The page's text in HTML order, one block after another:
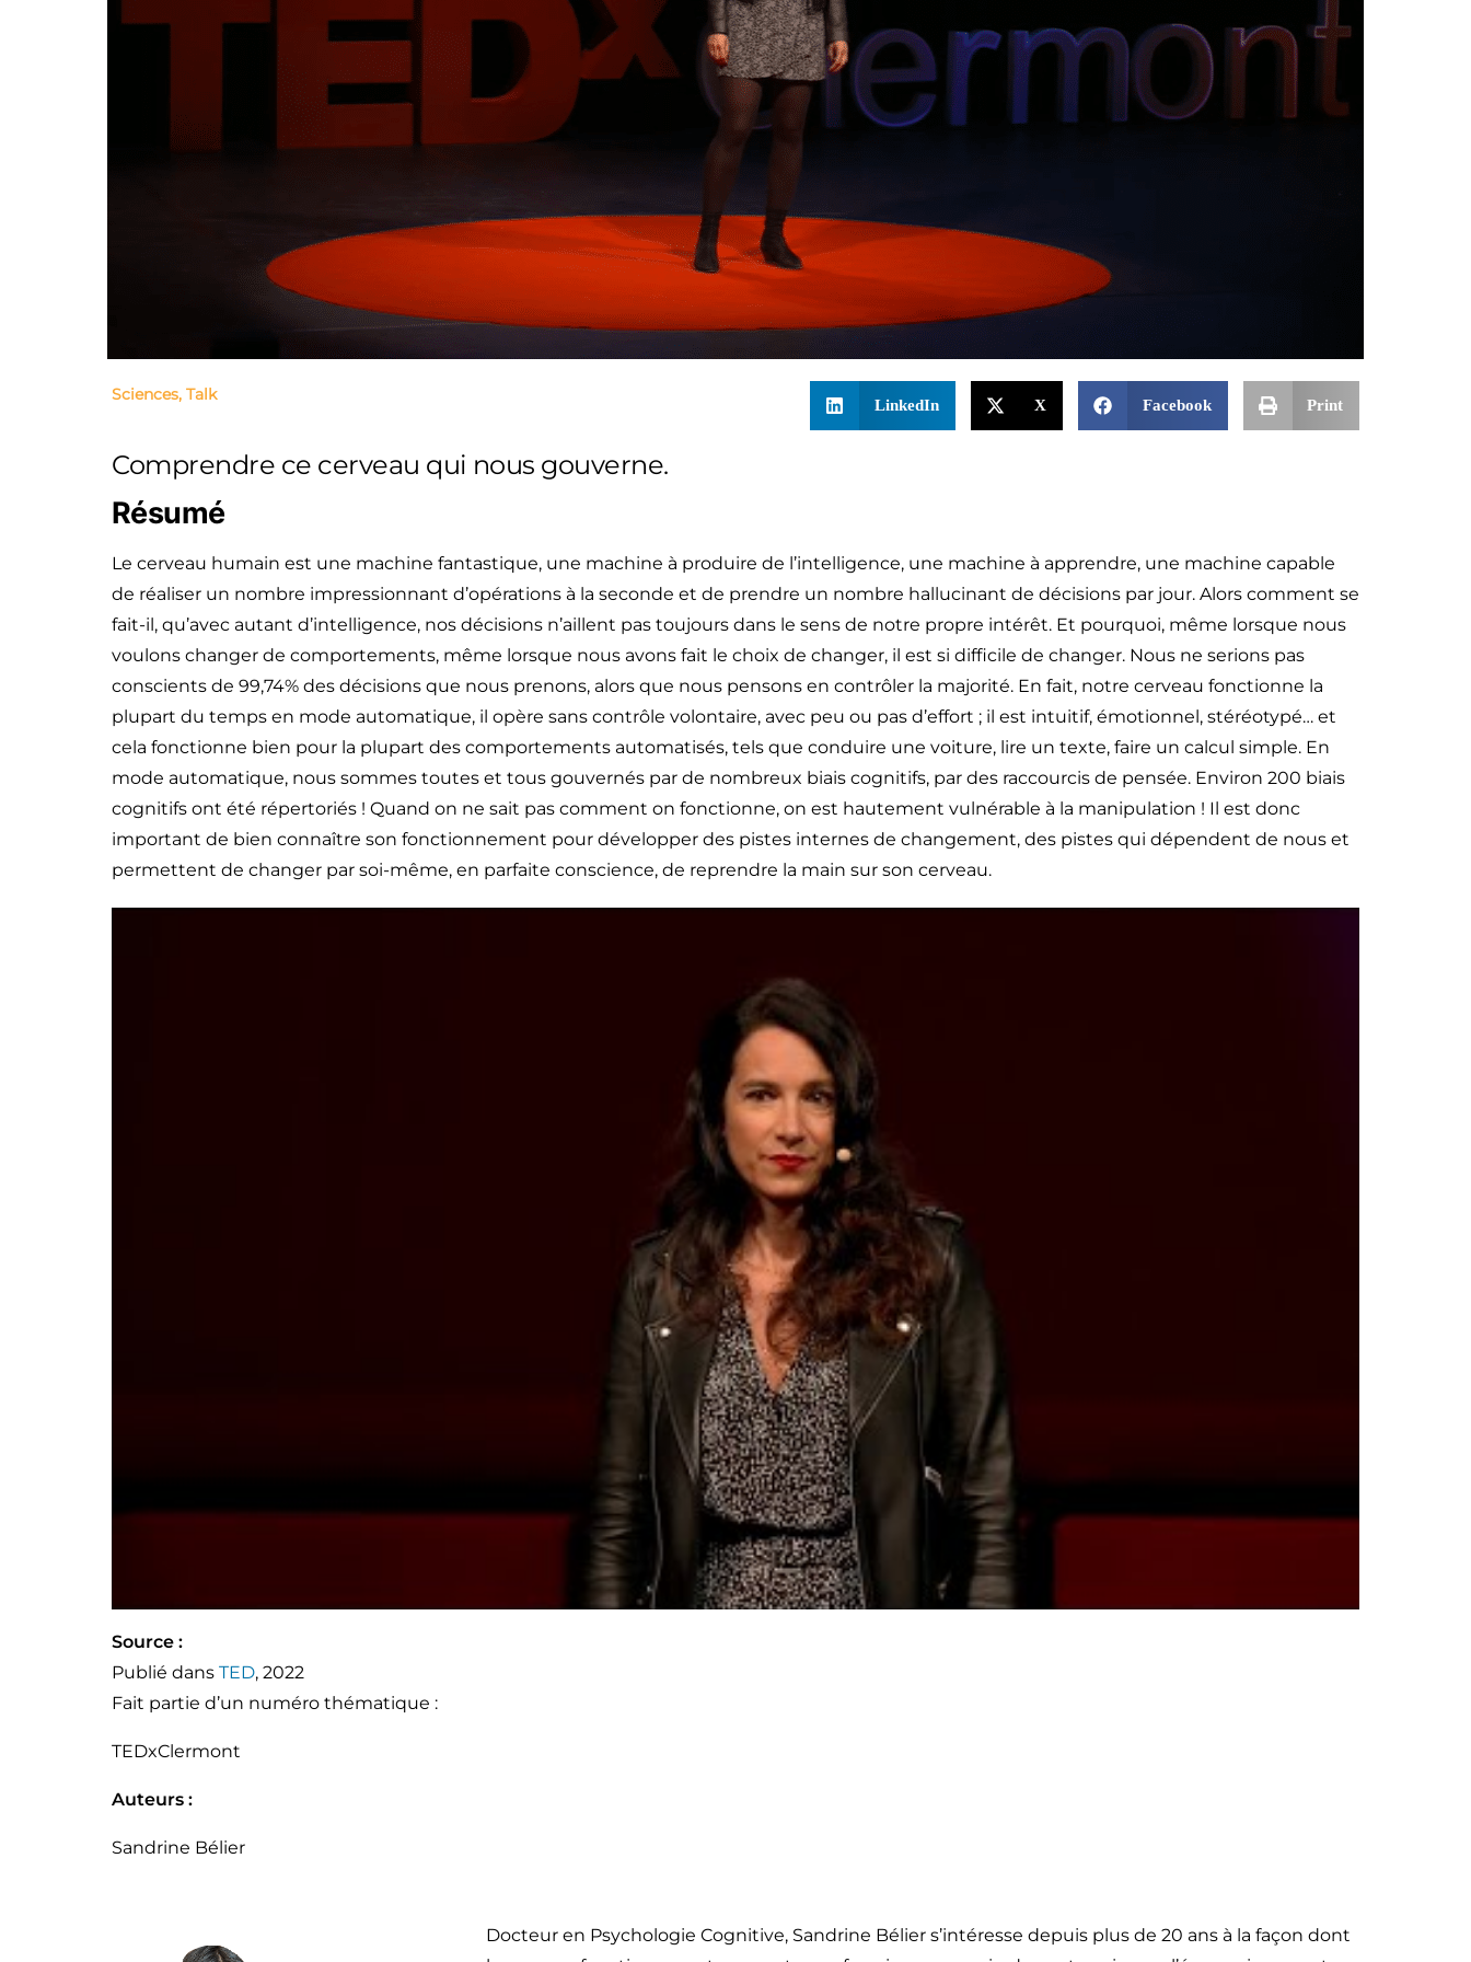
Sciences, Talk
LinkedIn X Facebook Print
Comprendre ce cerveau qui nous gouverne.
Résumé
Le cerveau humain est une machine fantastique, une machine à produire de l’intelligence, une machine à apprendre, une machine capable
de réaliser un nombre impressionnant d’opérations à la seconde et de prendre un nombre hallucinant de décisions par jour. Alors comment se
fait-il, qu’avec autant d’intelligence, nos décisions n’aillent pas toujours dans le sens de notre propre intérêt. Et pourquoi, même lorsque nous
voulons changer de comportements, même lorsque nous avons fait le choix de changer, il est si difficile de changer. Nous ne serions pas
conscients de 99,74% des décisions que nous prenons, alors que nous pensons en contrôler la majorité. En fait, notre cerveau fonctionne la
plupart du temps en mode automatique, il opère sans contrôle volontaire, avec peu ou pas d’effort ; il est intuitif, émotionnel, stéréotypé… et
cela fonctionne bien pour la plupart des comportements automatisés, tels que conduire une voiture, lire un texte, faire un calcul simple. En
mode automatique, nous sommes toutes et tous gouvernés par de nombreux biais cognitifs, par des raccourcis de pensée. Environ 200 biais
cognitifs ont été répertoriés ! Quand on ne sait pas comment on fonctionne, on est hautement vulnérable à la manipulation ! Il est donc
important de bien connaître son fonctionnement pour développer des pistes internes de changement, des pistes qui dépendent de nous et
permettent de changer par soi-même, en parfaite conscience, de reprendre la main sur son cerveau.
Source :
Publié dans TED, 2022
Fait partie d’un numéro thématique :
TEDxClermont
Auteurs :
Sandrine Bélier
Docteur en Psychologie Cognitive, Sandrine Bélier s’intéresse depuis plus de 20 ans à la façon dont